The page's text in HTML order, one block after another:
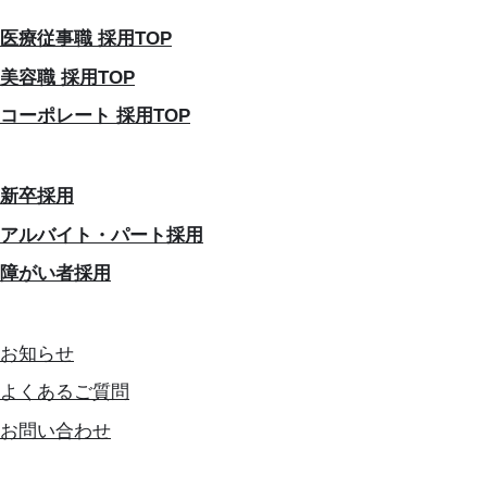
医療従事職 採用TOP
美容職 採用TOP
コーポレート 採用TOP
新卒採用
アルバイト・パート採用
障がい者採用
お知らせ
よくあるご質問
お問い合わせ